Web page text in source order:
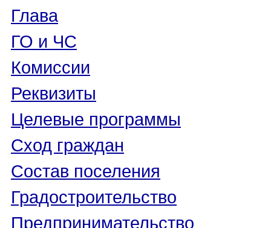
Глава
ГО и ЧС
Комиссии
Реквизиты
Целевые программы
Сход граждан
Состав поселения
Градостроительство
Предпринимательство